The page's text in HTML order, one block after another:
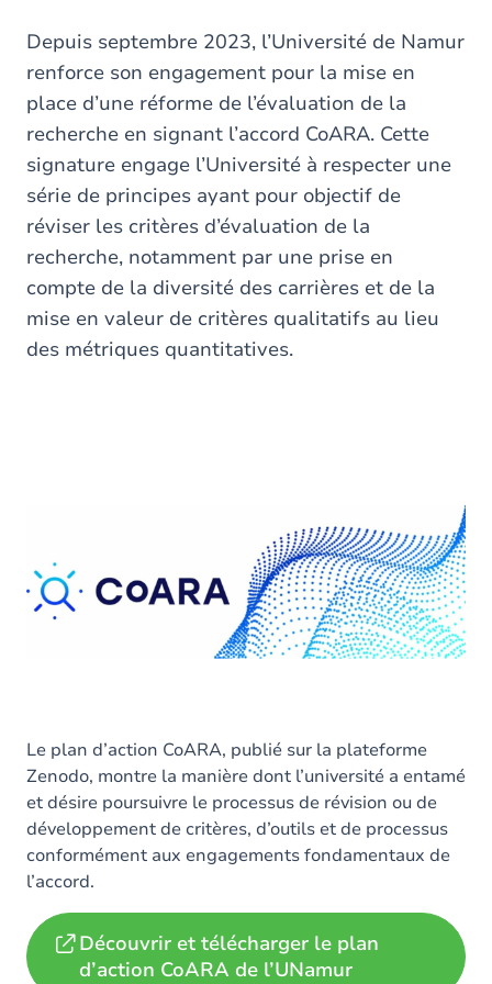
here
Depuis septembre 2023, l’Université de Namur
renforce son engagement pour la mise en
place d’une réforme de l’évaluation de la
recherche en signant l’accord CoARA. Cette
signature engage l’Université à respecter une
série de principes ayant pour objectif de
réviser les critères d’évaluation de la
recherche, notamment par une prise en
compte de la diversité des carrières et de la
mise en valeur de critères qualitatifs au lieu
des métriques quantitatives.
Le plan d’action CoARA, publié sur la plateforme
Zenodo, montre la manière dont l’université a entamé
et désire poursuivre le processus de révision ou de
développement de critères, d’outils et de processus
conformément aux engagements fondamentaux de
l’accord.
Découvrir et télécharger le plan
d’action CoARA de l’UNamur